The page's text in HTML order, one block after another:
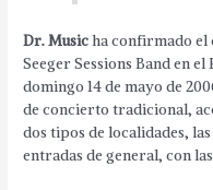
Dr. Musicha confirmado el
Seeger Sessions Band en
domingo 14 de mayo de
de concierto tradicional,
dos tipos de localidades,
entradas de general, con